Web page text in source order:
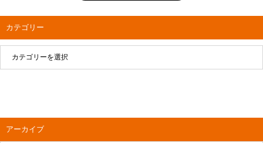
カテゴリー
アーカイブ